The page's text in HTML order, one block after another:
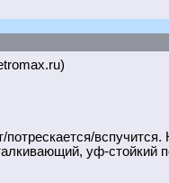
уф-стойкий